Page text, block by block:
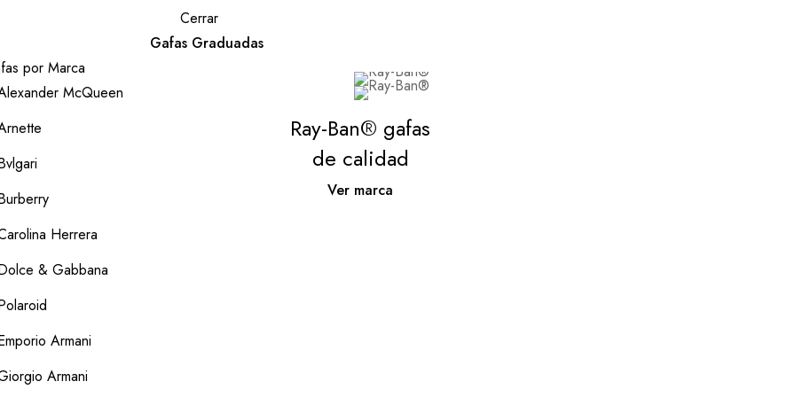
Cerrar
Gafas Graduadas
por Marca
McQueen
Herrera
& Gabbana
Armani
Armani
Ray-Ban® gafas
de calidad
Ver marca